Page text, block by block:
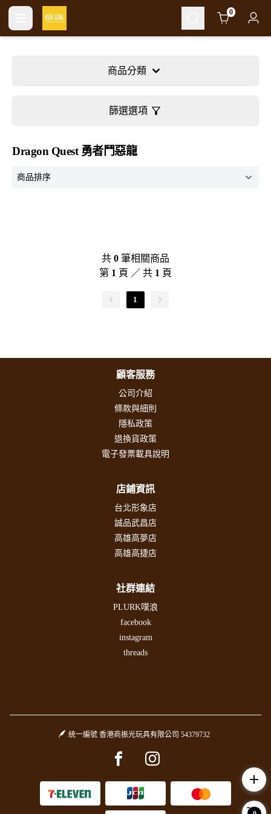
Cart 0
商品分類
篩選選項
Dragon Quest 勇者鬥惡龍
共 0筆相關商品
第 1 頁 ／ 共 1 頁
1
顧客服務
公司介紹
條款與細則
隱私政策
退換貨政策
電子發票載具說明
店鋪資訊
台北形象店
誠品武昌店
高雄高夢店
高雄高捷店
社群連結
PLURK噗浪
facebook
instagram
threads
統一編號 香港商振光玩具有限公司 54379732
Facebook pageInstagram page
add